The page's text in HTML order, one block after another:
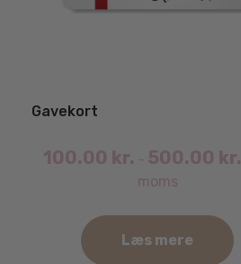
Gavekort
100.00 kr. – 500.00 kr.
moms
Læs mere